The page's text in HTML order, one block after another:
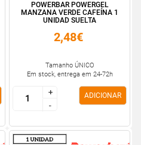
POWERBAR POWERGEL
MANZANA VERDE CAFEÍNA 1
UNIDAD SUELTA
2,48€
Tamanho ÚNICO
Em stock, entrega em 24-72h
+
-
+
-
ADICIONAR